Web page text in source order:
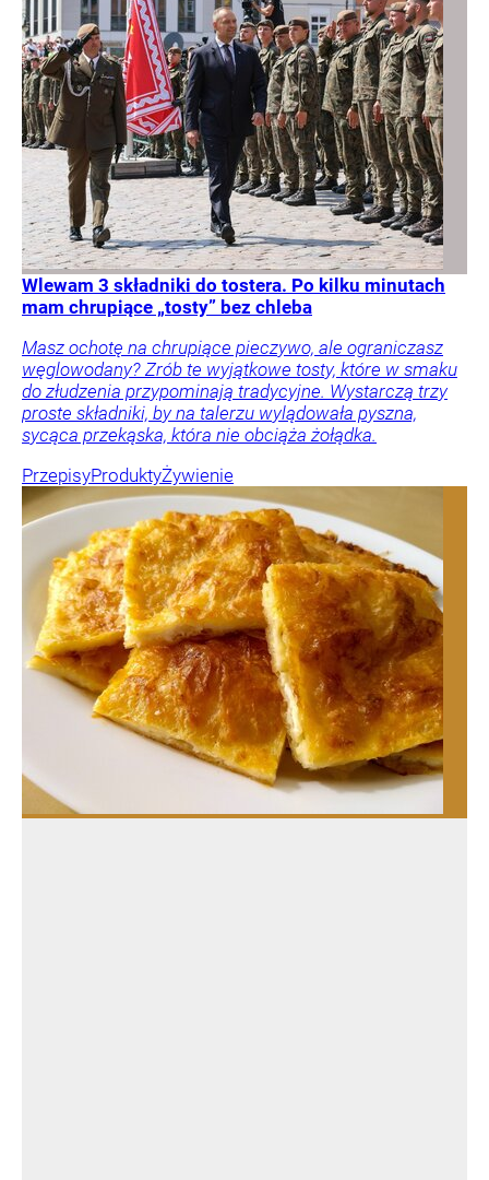
Wlewam 3 składniki do tostera. Po kilku minutach
mam chrupiące „tosty” bez chleba
Masz ochotę na chrupiące pieczywo, ale ograniczasz
węglowodany? Zrób te wyjątkowe tosty, które w smaku
do złudzenia przypominają tradycyjne. Wystarczą trzy
proste składniki, by na talerzu wylądowała pyszna,
sycąca przekąska, która nie obciąża żołądka.
PrzepisyProduktyŻywienie